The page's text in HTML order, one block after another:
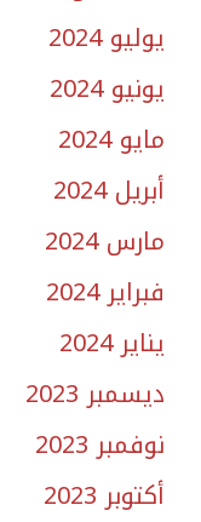
يوليو 2024
يونيو 2024
مايو 2024
أبريل 2024
مارس 2024
فبراير 2024
يناير 2024
ديسمبر 2023
نوفمبر 2023
أكتوبر 2023